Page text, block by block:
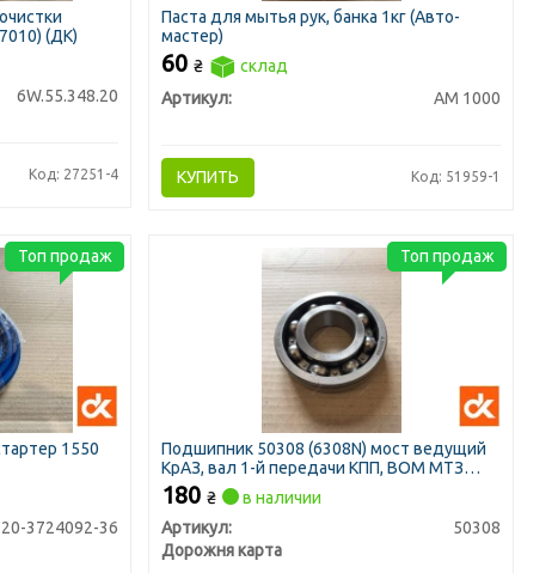
(ДК)
6W.55.348.20
Код: 27251-4
Паста для мытья рук, банка 1кг (Авто-
мастер)
60₴
склад
Артикул:
АМ 1000
КУПИТЬ Код: 51959-1
1550
3724092-36
Топ продаж
Подшипник 50308 (6308N) мост ведущий
КрАЗ, вал 1-й передачи КПП, ВОМ МТЗ
<ДК>
180₴
в наличии
Артикул:
50308
Дорожня карта
Топ продаж